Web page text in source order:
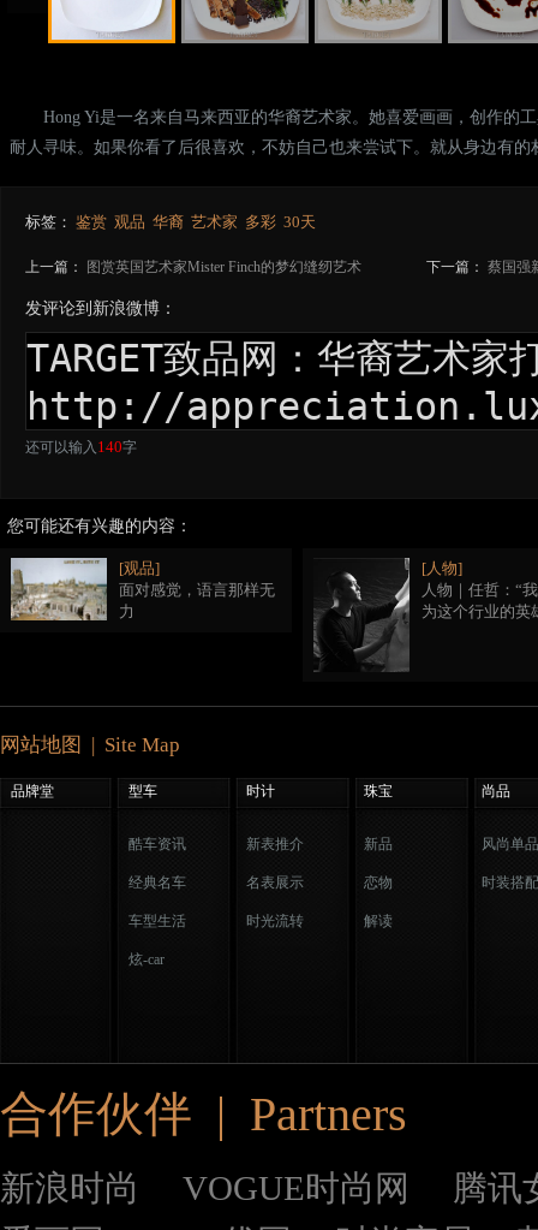
Hong Yi是一名来自马来西亚的华裔艺术家。她喜爱画画，创作的工
耐人寻味。如果你看了后很喜欢，不妨自己也来尝试下。就从身边有
标签： 鉴赏 观品 华裔 艺术家 多彩 30天
上一篇： 图赏英国艺术家Mister Finch的梦幻缝纫艺术 下一篇： 蔡国强
发评论到新浪微博：
还可以输入 140字
您可能还有兴趣的内容：
[观品]
面对感觉，语言那样无
力
[人物]
人物｜任哲：“
为这个行业的英
网站地图 | Site Map
品牌堂 型车 时计 珠宝 尚品
酷车资讯
经典名车
车型生活
炫-car
新表推介
名表展示
时光流转
新品
恋物
解读
风尚单品
时装搭配
合作伙伴 | Partners
新浪时尚 VOGUE时尚网
腾讯